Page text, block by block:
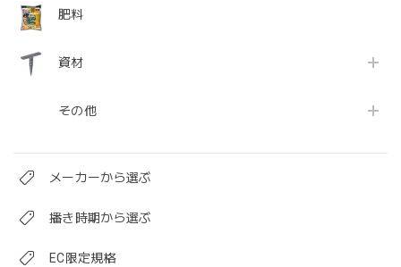
肥料
資材
その他
メーカーから選ぶ
播き時期から選ぶ
EC限定規格